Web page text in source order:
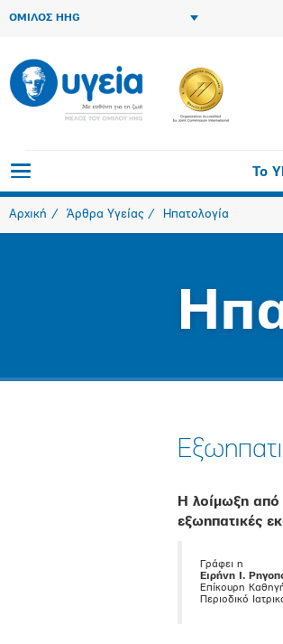
ΟΜΙΛΟΣ HHG
Το
Αρχική Άρθρα Υγείας Ηπατολογία
Η λοίμωξη από
εξωηπατικές
Γράφει η
Ειρήνη Ι.
Επίκουρη
Περιοδικό